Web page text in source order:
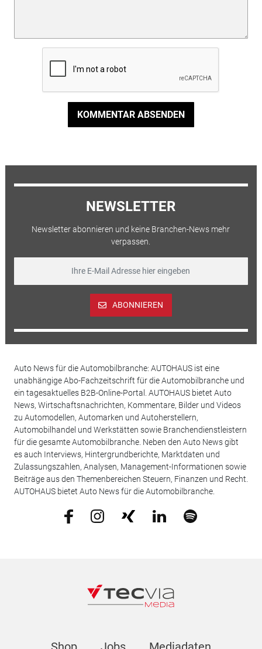
KOMMENTAR ABSENDEN
NEWSLETTER
Newsletter abonnieren und keine Branchen-News mehr
verpassen.
ABONNIEREN
Auto News für die Automobilbranche: AUTOHAUS ist eine
unabhängige Abo-Fachzeitschrift für die Automobilbranche und
ein tagesaktuelles B2B-Online-Portal. AUTOHAUS bietet Auto
News, Wirtschaftsnachrichten, Kommentare, Bilder und Videos
zu Automodellen, Automarken und Autoherstellern,
Automobilhandel und Werkstätten sowie Branchendienstleistern
für die gesamte Automobilbranche. Neben den Auto News gibt
es auch Interviews, Hintergrundberichte, Marktdaten und
Zulassungszahlen, Analysen, Management-Informationen sowie
Beiträge aus den Themenbereichen Steuern, Finanzen und Recht.
AUTOHAUS bietet Auto News für die Automobilbranche.